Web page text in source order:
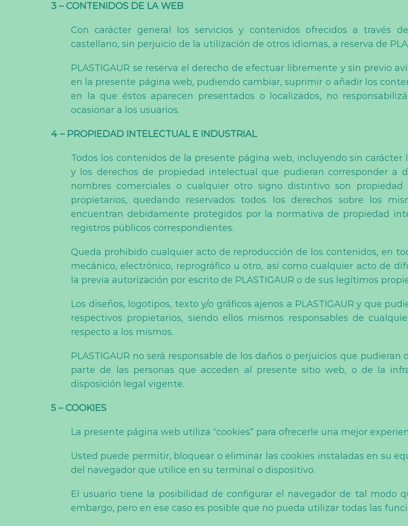
3 – CONTENIDOS DE LA WEB
Con carácter general los servicios y contenidos ofrecidos a través
castellano, sin perjuicio de la utilización de otros idiomas, a reserva de
PLASTIGAUR se reserva el derecho de efectuar libremente y sin previo
en la presente página web, pudiendo cambiar, suprimir o añadir los
en la que éstos aparecen presentados o localizados, no
ocasionar a los usuarios.
4 – PROPIEDAD INTELECTUAL E INDUSTRIAL
Todos los contenidos de la presente página web, incluyendo sin
y los derechos de propiedad intelectual que pudieran corresponder a
nombres comerciales o cualquier otro signo distintivo son
propietarios, quedando reservados todos los derechos sobre los
encuentran debidamente protegidos por la normativa de propiedad
registros públicos correspondientes.
Queda prohibido cualquier acto de reproducción de los contenidos, en
mecánico, electrónico, reprográfico u otro, así como cualquier acto de
la previa autorización por escrito de PLASTIGAUR o de sus legítimos
Los diseños, logotipos, texto y/o gráficos ajenos a PLASTIGAUR y que
respectivos propietarios, siendo ellos mismos responsables de
respecto a los mismos.
PLASTIGAUR no será responsable de los daños o perjuicios que
parte de las personas que acceden al presente sitio web, o de la
disposición legal vigente.
5 – COOKIES
La presente página web utiliza “cookies” para ofrecerle una mejor
Usted puede permitir, bloquear o eliminar las cookies instaladas en su
del navegador que utilice en su terminal o dispositivo.
El usuario tiene la posibilidad de configurar el navegador de tal modo
embargo, pero en ese caso es posible que no pueda utilizar todas las